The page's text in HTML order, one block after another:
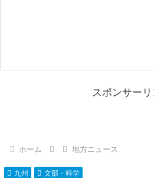
スポンサーリ
ホーム 地方ニュース
九州 文部・科学